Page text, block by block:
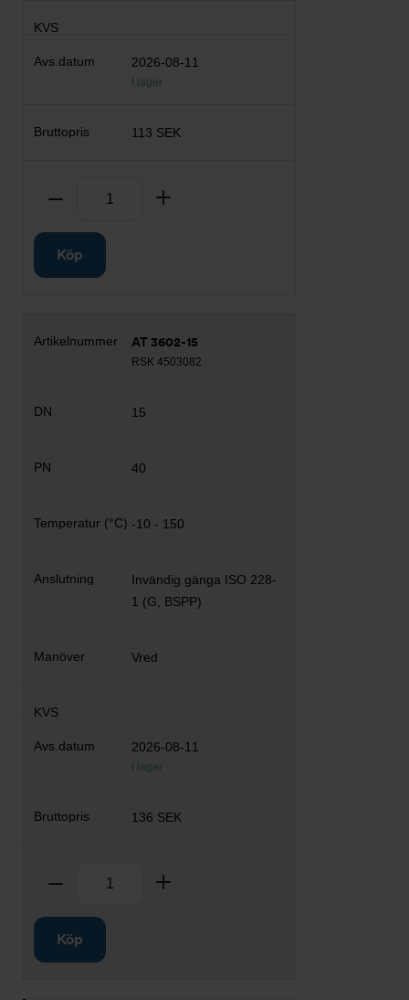
2026-08-11
I lager
113 SEK
Ta bort
Köp
AT 3602-15
RSK 4503082
15
40
-10 - 150
Invändig gänga ISO 228-
1 (G, BSPP)
Vred
2026-08-11
I lager
136 SEK
Ta bort
Köp